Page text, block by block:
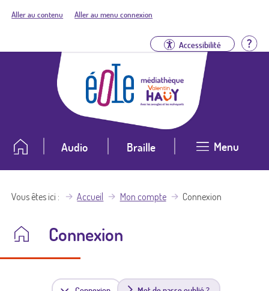
Aller au contenu Aller au menu connexion
Accessibilité
Audio Braille Menu
Vous êtes ici Accueil Mon compte Connexion
Connexion